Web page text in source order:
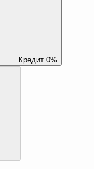
Кредит 0%